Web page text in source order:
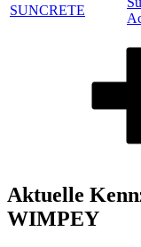
SUNCRETE
Aktuelle
WIMPEY